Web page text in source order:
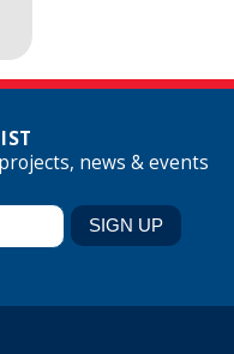
news & events